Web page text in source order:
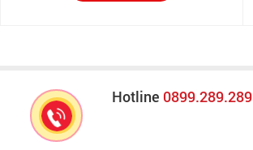
Hotline 0899.289.289